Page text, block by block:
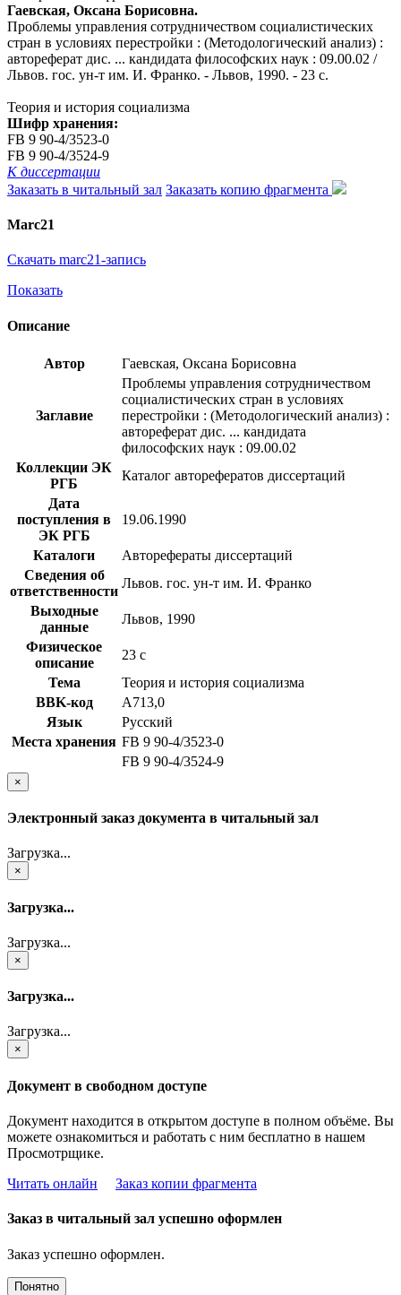
Гаевская, Оксана Борисовна.
Проблемы управления сотрудничеством социалистических
стран в условиях перестройки : (Методологический анализ) :
автореферат дис. ... кандидата философских наук : 09.00.02 /
Львов. гос. ун-т им. И. Франко. - Львов, 1990. - 23 с.
Теория и история социализма
Шифр хранения:
FB 9 90-4/3523-0
FB 9 90-4/3524-9
К диссертации
Заказать в читальный зал Заказать копию фрагмента
Marc21
Скачать marc21-запись
Показать
Описание
Автор Гаевская, Оксана Борисовна
Заглавие
Проблемы управления сотрудничеством
социалистических стран в условиях
перестройки : (Методологический анализ) :
автореферат дис. ... кандидата
философских наук : 09.00.02
Коллекции ЭК
РГБ
Каталог авторефератов диссертаций
Дата
поступления в
ЭК РГБ
19.06.1990
Каталоги
Авторефераты диссертаций
Сведения об
ответственности
Львов. гос. ун-т им. И. Франко
Выходные
данные
Львов, 1990
Физическое
описание
23 с
Тема
Теория и история социализма
BBK-код
А713,0
Язык
Русский
Места хранения FB 9 90-4/3523-0
FB 9 90-4/3524-9
×
Электронный заказ документа в читальный зал
Загрузка...
×
Загрузка...
Загрузка...
×
Загрузка...
Загрузка...
×
Документ в свободном доступе
Документ находится в открытом доступе в полном объёме. Вы
можете ознакомиться и работать с ним бесплатно в нашем
Просмотрщике.
Читать онлайн
Заказ копии фрагмента
Заказ в читальный зал успешно оформлен
Заказ успешно оформлен.
Понятно